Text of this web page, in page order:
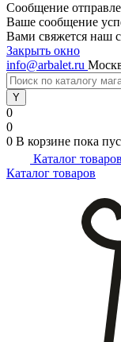
Сообщение
Ваше сообщение
Вами свяжется наш
Закрыть окно
info@arbalet.ru
0
0
0 В корзине пока
Каталог товаров
Каталог товаров